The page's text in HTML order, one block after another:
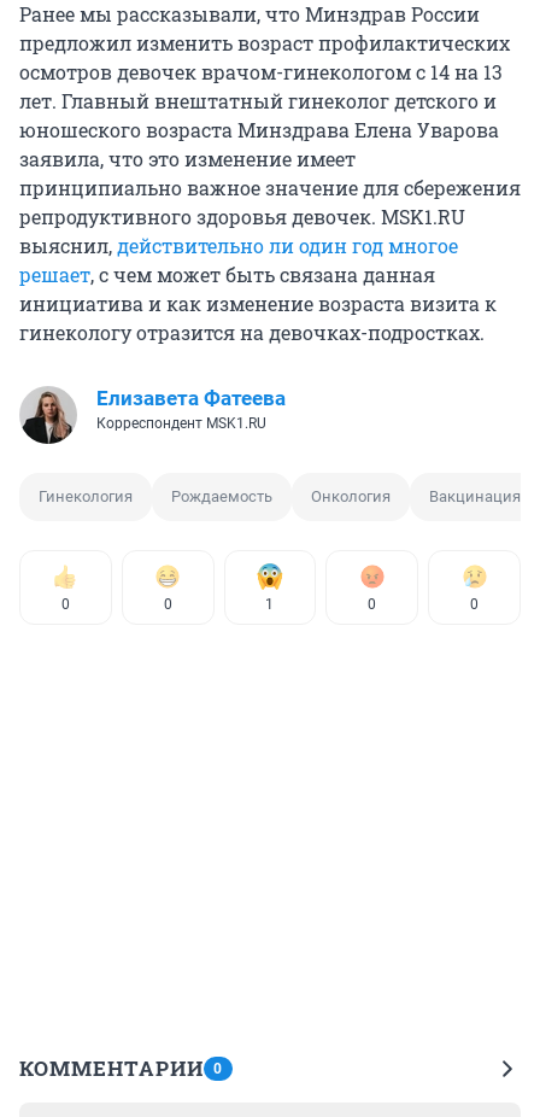
Ранее мы рассказывали, что Минздрав России
предложил изменить возраст профилактических
осмотров девочек врачом-гинекологом с 14 на 13
лет. Главный внештатный гинеколог детского и
юношеского возраста Минздрава Елена Уварова
заявила, что это изменение имеет
принципиально важное значение для сбережения
репродуктивного здоровья девочек. MSK1.RU
выяснил,действительно ли один год многое
решает, с чем может быть связана данная
инициатива и как изменение возраста визита к
гинекологу отразится на девочках-подростках.
Елизавета Фатеева
Корреспондент MSK1.RU
Гинекология Рождаемость Онкология Вакцинация
0 0 1 0 0
КОММЕНТАРИИ 0